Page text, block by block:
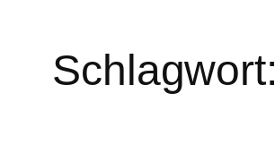
Schlagwort: